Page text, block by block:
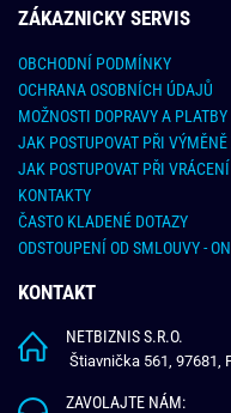
ZÁKAZNICKY SERVIS
OBCHODNÍ PODMÍNKY
OCHRANA OSOBNÍCH ÚDAJŮ
MOŽNOSTI DOPRAVY A PLATBY
JAK POSTUPOVAT PŘI VÝMĚNĚ
JAK POSTUPOVAT PŘI
KONTAKTY
ČASTO KLADENÉ DOTAZY
ODSTOUPENÍ OD SMLOUVY -
KONTAKT
NETBIZNIS S.R.O.
Štiavnička 561, 97681,
ZAVOLAJTE NÁM: